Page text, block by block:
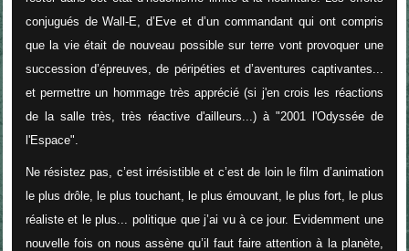
conjugués de Wall-E, d’Eve et d’un commandant qui ont compris
que la vie était de nouveau possible sur terre vont provoquer une
succession d’épreuves, de péripéties et d’aventures captivantes...
et permettre un hommage très apprécié (si j'en crois les réactions
de la salle très, très réactive d'ailleurs...) à "2001 l'Odyssée de
l'Espace".
Ne résistez pas, c’est irrésistible et c’est de loin le film d’animation
le plus drôle, le plus touchant, le plus émouvant, le plus fort, le plus
réaliste et le plus... politique que j’ai vu à ce jour. Evidemment une
nouvelle fois on nous assène qu’il faut faire attention à la planète,